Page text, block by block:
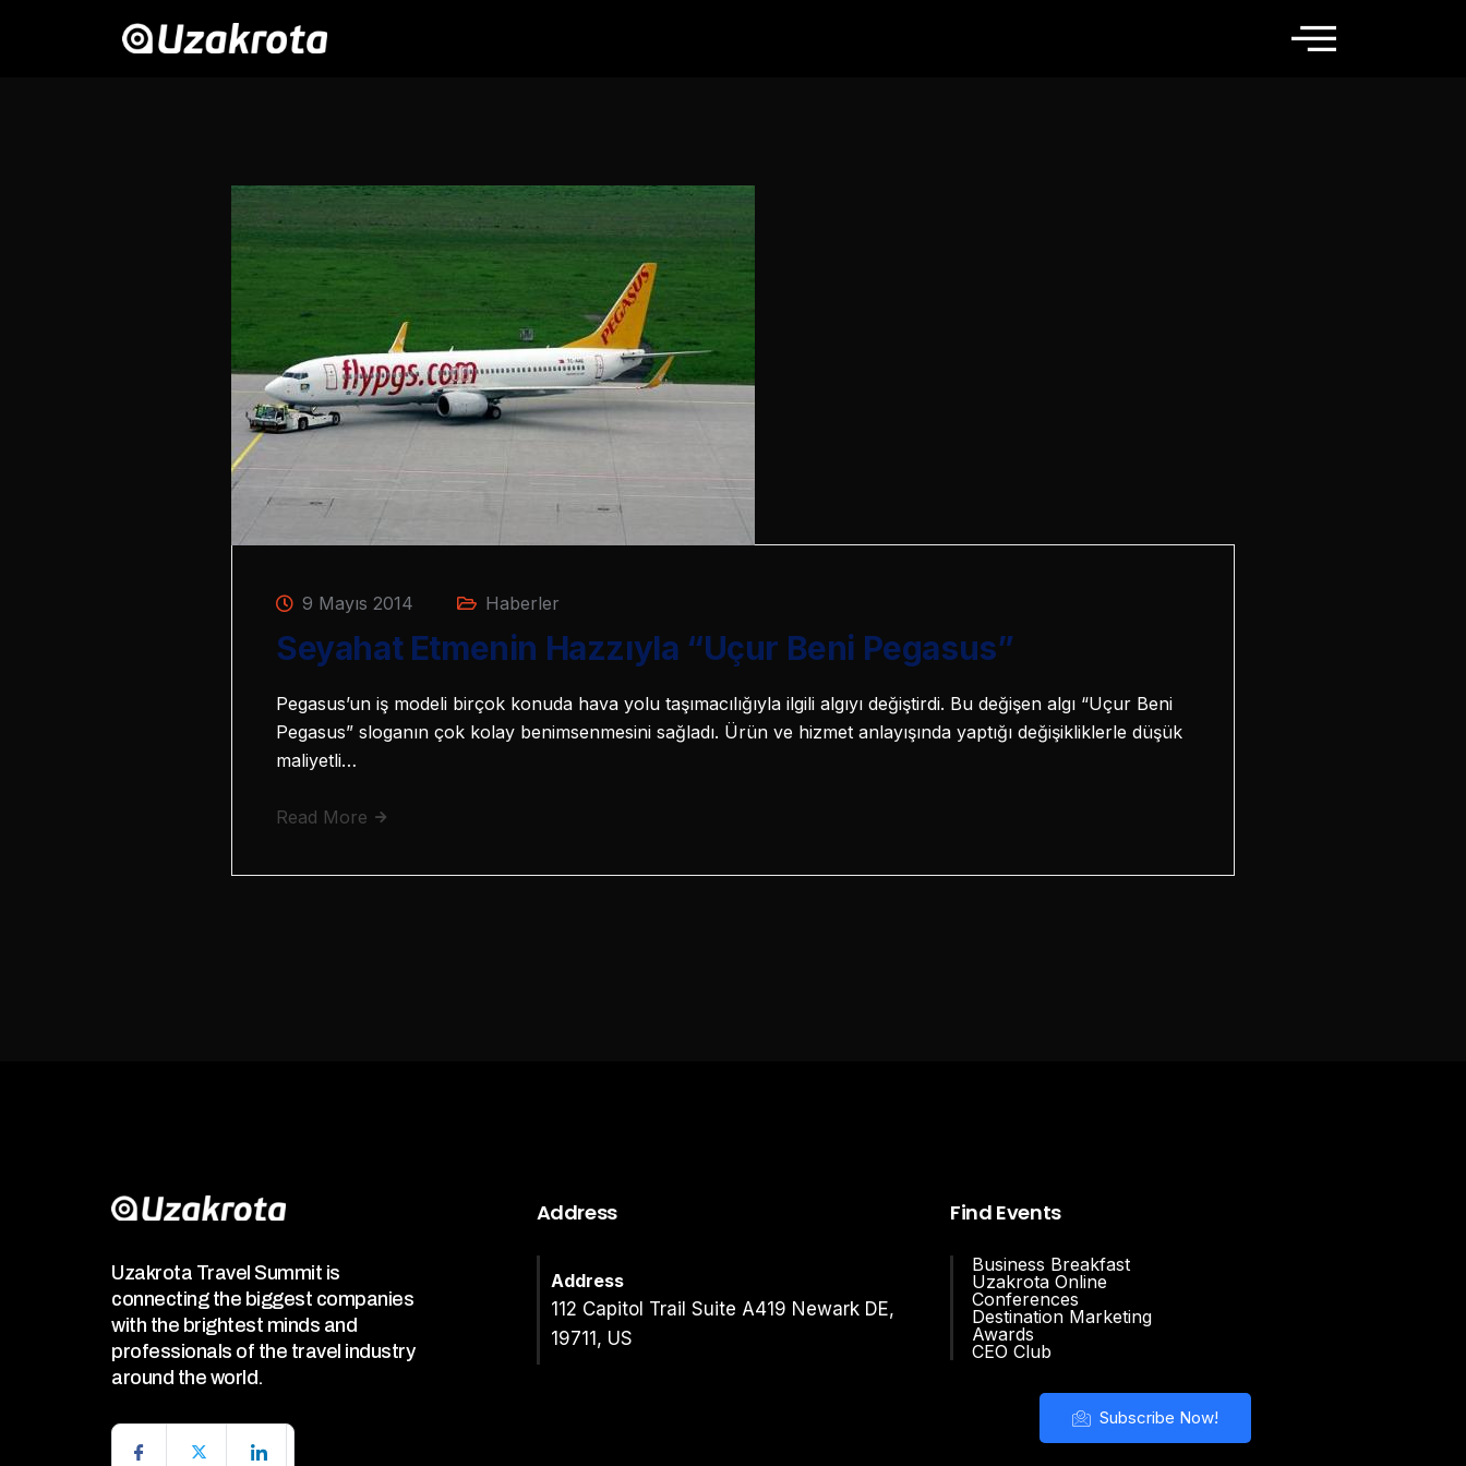
9 Mayıs 2014 Haberler
Seyahat Etmenin Hazzıyla “Uçur Beni Pegasus”
Pegasus’un iş modeli birçok konuda hava yolu taşımacılığıyla ilgili algıyı değiştirdi. Bu değişen algı “Uçur Beni
Pegasus” sloganın çok kolay benimsenmesini sağladı. Ürün ve hizmet anlayışında yaptığı değişikliklerle düşük
maliyetli…
Read More
Uzakrota Travel Summit is
connecting the biggest companies
with the brightest minds and
professionals of the travel industry
around the world.
Address
Address
112 Capitol Trail Suite A419 Newark DE,
19711, US
Find Events
Business Breakfast
Uzakrota Online
Conferences
Destination Marketing
Awards
CEO Club
Subscribe Now!